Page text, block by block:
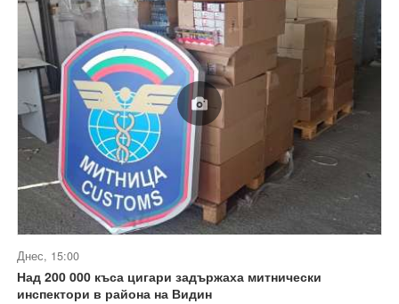
Днес, 15:00
Над 200 000 къса цигари задържаха митнически
инспектори в района на Видин